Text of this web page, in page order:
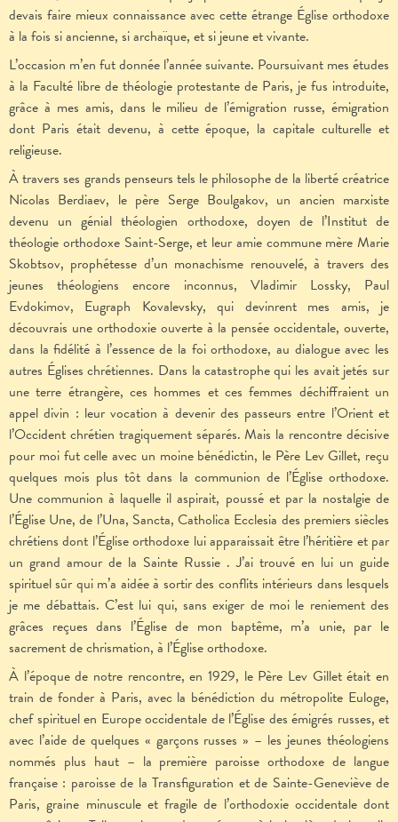
devais faire mieux connaissance avec cette étrange Église orthodoxe
à la fois si ancienne, si archaïque, et si jeune et vivante.
L’occasion m’en fut donnée l’année suivante. Poursuivant mes études
à la Faculté libre de théologie protestante de Paris, je fus introduite,
grâce à mes amis, dans le milieu de l’émigration russe, émigration
dont Paris était devenu, à cette époque, la capitale culturelle et
religieuse.
À travers ses grands penseurs tels le philosophe de la liberté créatrice
Nicolas Berdiaev, le père Serge Boulgakov, un ancien marxiste
devenu un génial théologien orthodoxe, doyen de l’Institut de
théologie orthodoxe Saint-Serge, et leur amie commune mère Marie
Skobtsov, prophétesse d’un monachisme renouvelé, à travers des
jeunes théologiens encore inconnus, Vladimir Lossky, Paul
Evdokimov, Eugraph Kovalevsky, qui devinrent mes amis, je
découvrais une orthodoxie ouverte à la pensée occidentale, ouverte,
dans la fidélité à l’essence de la foi orthodoxe, au dialogue avec les
autres Églises chrétiennes. Dans la catastrophe qui les avait jetés sur
une terre étrangère, ces hommes et ces femmes déchiffraient un
appel divin : leur vocation à devenir des passeurs entre l’Orient et
l’Occident chrétien tragiquement séparés. Mais la rencontre décisive
pour moi fut celle avec un moine bénédictin, le Père Lev Gillet, reçu
quelques mois plus tôt dans la communion de l’Église orthodoxe.
Une communion à laquelle il aspirait, poussé et par la nostalgie de
l’Église Une, de l’Una, Sancta, Catholica Ecclesia des premiers siècles
chrétiens dont l’Église orthodoxe lui apparaissait être l’héritière et par
un grand amour de la Sainte Russie . J’ai trouvé en lui un guide
spirituel sûr qui m’a aidée à sortir des conflits intérieurs dans lesquels
je me débattais. C’est lui qui, sans exiger de moi le reniement des
grâces reçues dans l’Église de mon baptême, m’a unie, par le
sacrement de chrismation, à l’Église orthodoxe.
À l’époque de notre rencontre, en 1929, le Père Lev Gillet était en
train de fonder à Paris, avec la bénédiction du métropolite Euloge,
chef spirituel en Europe occidentale de l’Église des émigrés russes, et
avec l’aide de quelques « garçons russes » – les jeunes théologiens
nommés plus haut – la première paroisse orthodoxe de langue
française : paroisse de la Transfiguration et de Sainte-Geneviève de
Paris, graine minuscule et fragile de l’orthodoxie occidentale dont